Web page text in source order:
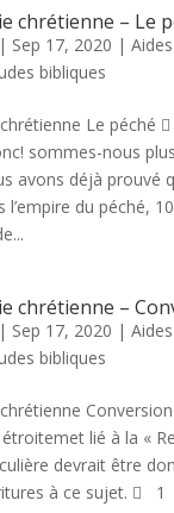
chrétienne – Le
| Sep 17, 2020 |
bibliques
Le péché
sommes-nous
avons déjà prouvé
du péché,
chrétienne –
| Sep 17, 2020 |
bibliques
lié à la «
devrait être
à ce sujet.  1